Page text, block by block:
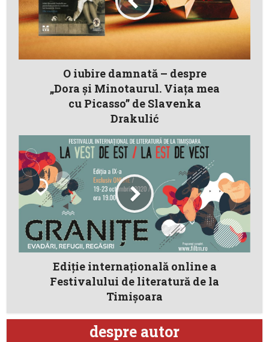
O iubire damnată – despre
„Dora şi Minotaurul. Viaţa mea
cu Picasso” de Slavenka
Drakulić
Ediție internațională online a
Festivalului de literatură de la
Timișoara
despre autor